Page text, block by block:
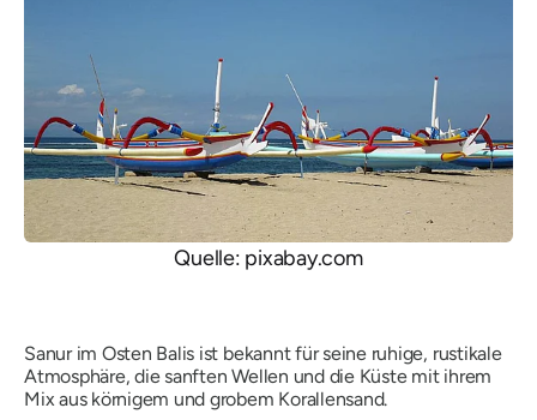
Quelle: pixabay.com
Sanur im Osten Balis ist bekannt für seine ruhige, rustikale
Atmosphäre, die sanften Wellen und die Küste mit ihrem
Mix aus körnigem und grobem Korallensand.